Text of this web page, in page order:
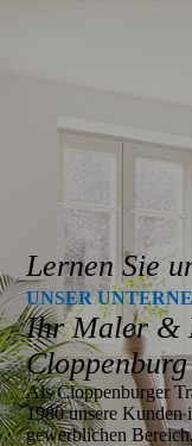
Lernen Sie
UNSER
Ihr Maler &
Cloppenburg
Als Cloppenburger
1980 unsere Kunden
gewerblichen Bereich.